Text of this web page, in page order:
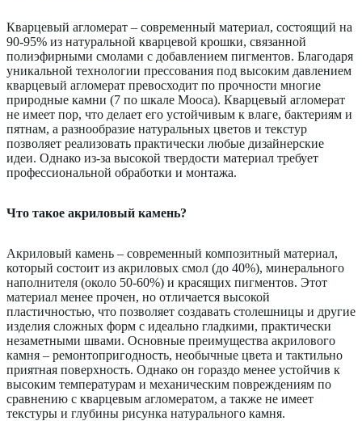
Кварцевый агломерат – современный материал, состоящий на
90-95% из натуральной кварцевой крошки, связанной
полиэфирными смолами с добавлением пигментов. Благодаря
уникальной технологии прессования под высоким давлением
кварцевый агломерат превосходит по прочности многие
природные камни (7 по шкале Мооса). Кварцевый агломерат
не имеет пор, что делает его устойчивым к влаге, бактериям и
пятнам, а разнообразие натуральных цветов и текстур
позволяет реализовать практически любые дизайнерские
идеи. Однако из-за высокой твердости материал требует
профессиональной обработки и монтажа.
Что такое акриловый камень?
Акриловый камень – современный композитный материал,
который состоит из акриловых смол (до 40%), минерального
наполнителя (около 50-60%) и красящих пигментов. Этот
материал менее прочен, но отличается высокой
пластичностью, что позволяет создавать столешницы и другие
изделия сложных форм с идеально гладкими, практически
незаметными швами. Основные преимущества акрилового
камня – ремонтопригодность, необычные цвета и тактильно
приятная поверхность. Однако он гораздо менее устойчив к
высоким температурам и механическим повреждениям по
сравнению с кварцевым агломератом, а также не имеет
текстуры и глубины рисунка натурального камня.